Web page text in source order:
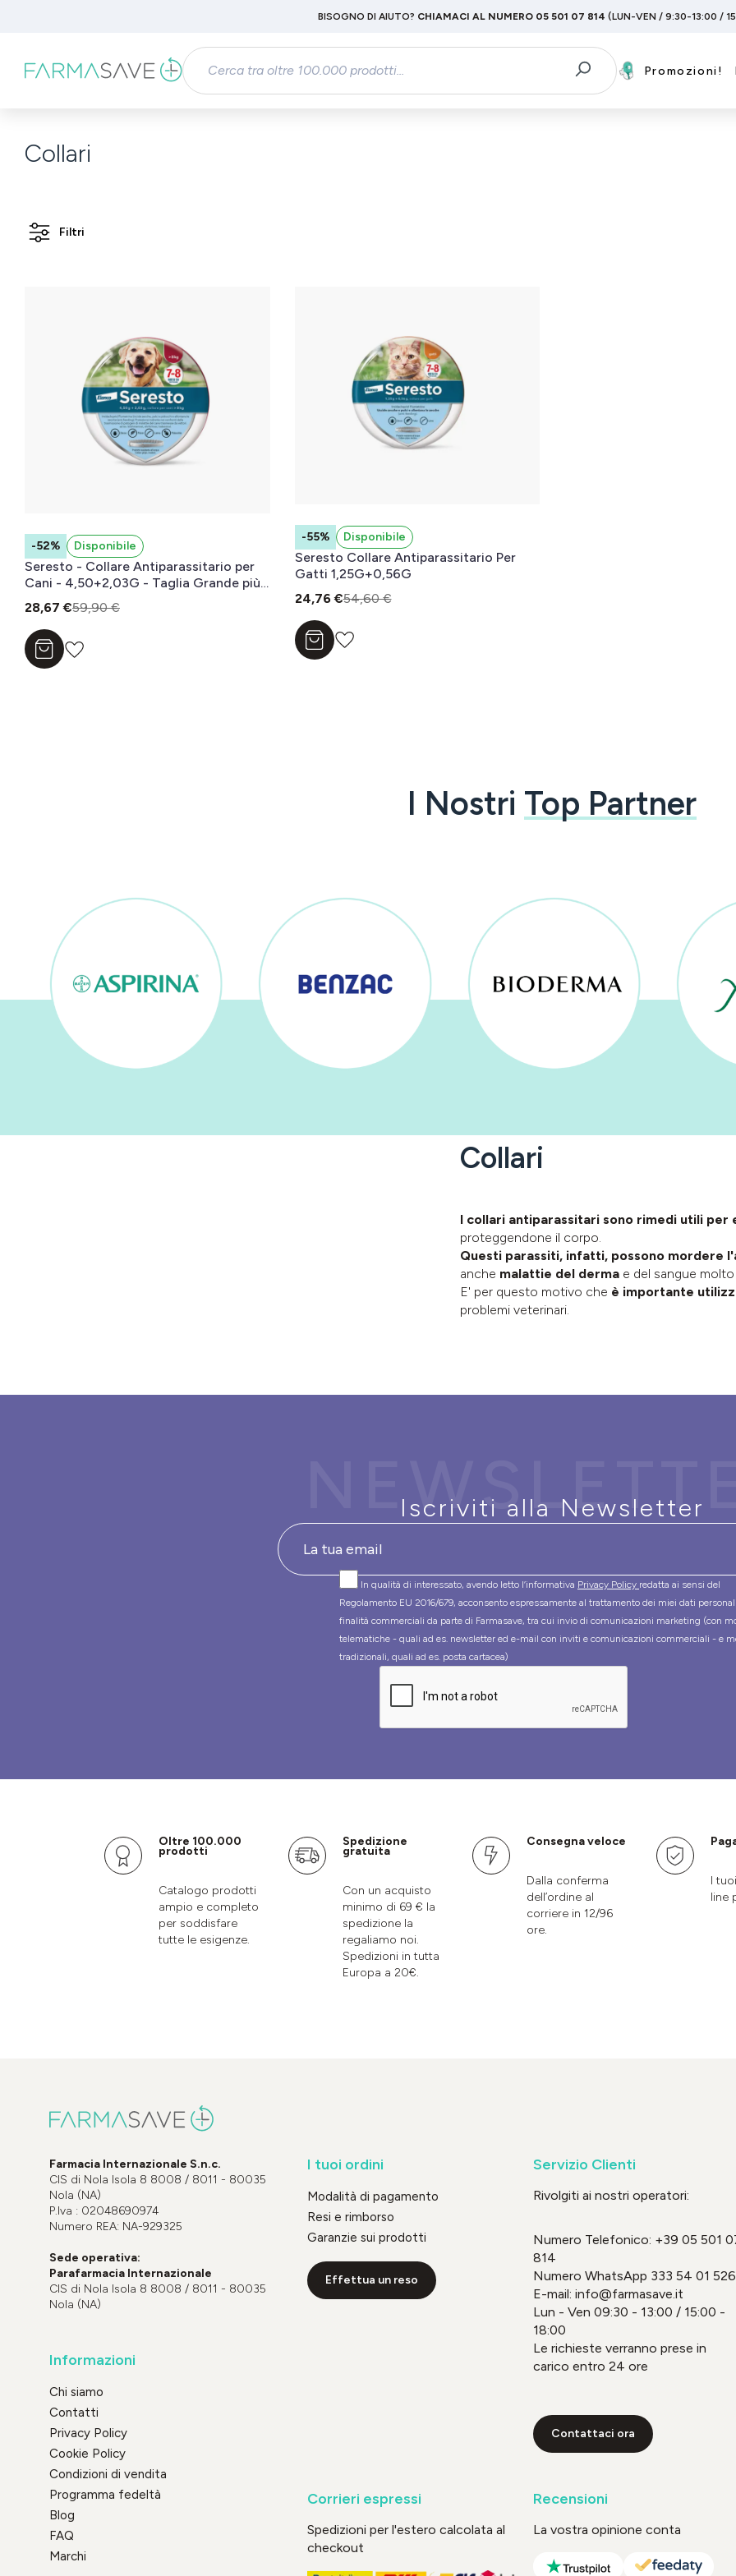
Passa alla navigazione principale
BISOGNO DI AIUTO? CHIAMACI AL NUMERO 05 501 07 814 (LUN-VEN / 9:30-13:00 /
Promozioni!
Collari
Filtri
-52% Disponibile
Seresto - Collare Antiparassitario per
Cani - 4,50+2,03G - Taglia Grande più
di 8kg
28,67 €59,90 €
Aggiungi al carrello
-55% Disponibile
Seresto Collare Antiparassitario Per
Gatti 1,25G+0,56G
24,76 €54,60 €
Aggiungi al carrello
I Nostri Top Partner
Collari
I collari antiparassitari sono rimedi utili per
proteggendone il corpo.
Questi parassiti, infatti, possono mordere
anche malattie del dermae del sangue molto
E' per questo motivo che è importante
problemi veterinari.
Iscriviti alla Newsletter
In qualità di interessato, avendo letto l’informativa Privacy Policy redatta ai sensi del
Regolamento EU 2016/679, acconsento espressamente al trattamento dei miei dati
finalità commerciali da parte di Farmasave, tra cui invio di comunicazioni marketing (con
telematiche - quali ad es. newsletter ed e-mail con inviti e comunicazioni commerciali - e
tradizionali, quali ad es. posta cartacea)
Oltre 100.000
prodotti
Catalogo prodotti
ampio e completo
per soddisfare
tutte le esigenze.
Spedizione
gratuita
Con un acquisto
minimo di 69 € la
spedizione la
regaliamo noi.
Spedizioni in tutta
Europa a 20€.
Consegna veloce
Dalla conferma
dell’ordine al
corriere in 12/96
ore.
I
line
Farmacia Internazionale S.n.c.
CIS di Nola Isola 8 8008 / 8011 - 80035
Nola (NA)
P.Iva : 02048690974
Numero REA: NA-929325
Sede operativa:
Parafarmacia Internazionale
CIS di Nola Isola 8 8008 / 8011 - 80035
Nola (NA)
Informazioni
Chi siamo
Contatti
Privacy Policy
Cookie Policy
Condizioni di vendita
Programma fedeltà
Blog
FAQ
Marchi
I tuoi ordini
Modalità di pagamento
Resi e rimborso
Garanzie sui prodotti
Effettua un reso
Servizio Clienti
Rivolgiti ai nostri operatori:
Numero Telefonico: +39 05 501
814
Numero WhatsApp 333 54 01 526
E-mail: info@farmasave.it
Lun - Ven 09:30 - 13:00 / 15:00 -
18:00
Le richieste verranno prese in
carico entro 24 ore
Contattaci ora
Corrieri espressi
Spedizioni per l'estero calcolata al
checkout
Recensioni
La vostra opinione conta